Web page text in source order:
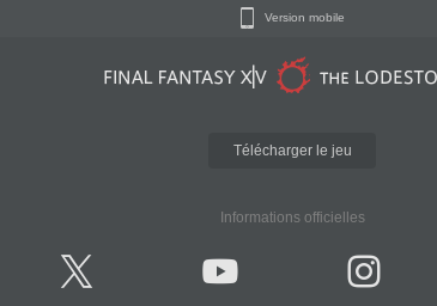
Version mobile
Télécharger le jeu
Informations officielles